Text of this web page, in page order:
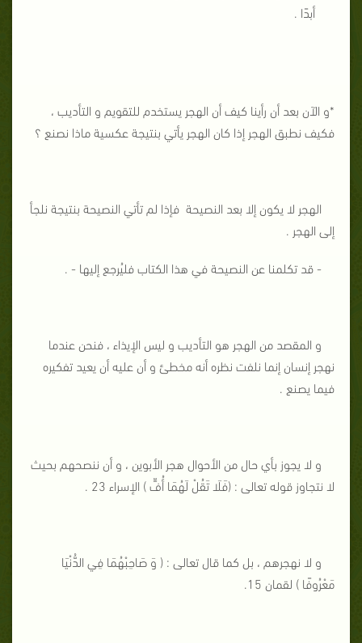
أبدًا .
*و الآن بعد أن رأينا كيف أن الهجر يستخدم للتقويم و التأديب ،
فكيف نطبق الهجر إذا كان الهجر يأتي بنتيجة عكسية ماذا نصنع ؟
الهجر لا يكون إلا بعد النصيحة فإذا لم تأتي النصيحة بنتيجة نلجأ
إلى الهجر .
- قد تكلمنا عن النصيحة في هذا الكتاب فليُرجع إليها - .
و المقصد من الهجر هو التأديب و ليس الإيذاء ، فنحن عندما
نهجر إنسان إنما نلفت نظره أنه مخطئ و أن عليه أن يعيد تفكيره
فيما يصنع .
و لا يجوز بأي حال من الأحوال هجر الأبوين ، و أن ننصحهم بحيث
لا نتجاوز قوله تعالى : (فَلَا تَقُلْ لَهُمَا أُفٍّ ) الإسراء 23 .
و لا نهجرهم ، بل كما قال تعالى : ( وَ صَاحِبْهُمَا فِي الدُّنْيَا
مَعْرُوفًا ) لقمان 15.